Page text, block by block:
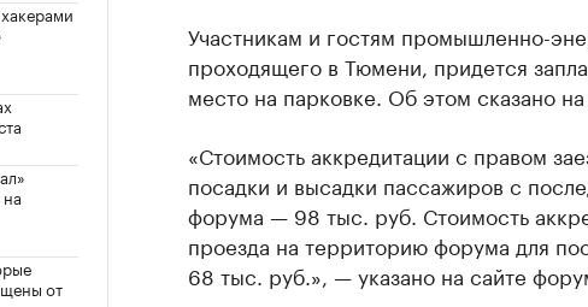
от
Участникам и гостям промышленно-
проходящего в Тюмени, придется
место на парковке. Об этом сказано
«Стоимость аккредитации с правом
посадки и высадки пассажиров с
форума — 98 тыс. руб. Стоимость
проезда на территорию форума для
68 тыс. руб.», — указано на сайте